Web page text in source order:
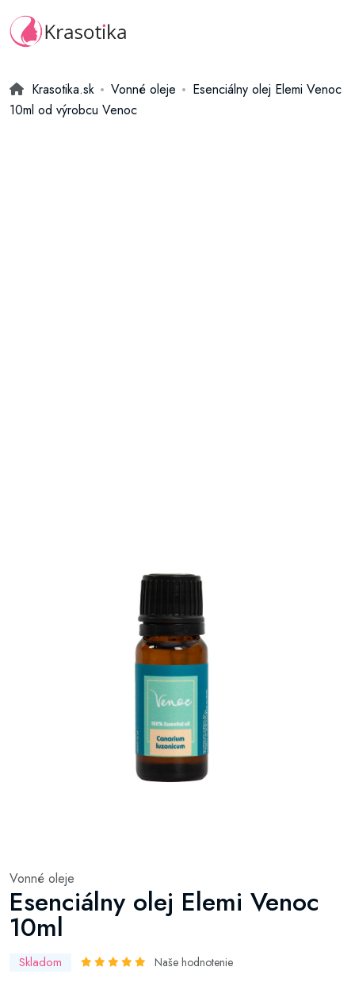
Krasotika.sk Vonné oleje
Esenciálny olej Elemi Venoc
10ml od výrobcu Venoc
Vonné oleje
Esenciálny olej Elemi Venoc
10ml
Skladom Naše hodnotenie